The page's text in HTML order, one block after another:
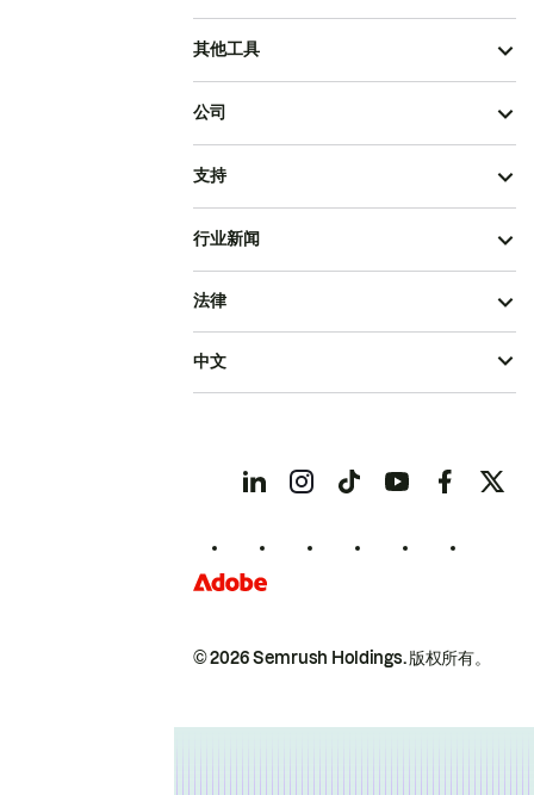
其他工具
公司
支持
行业新闻
© 2026 Semrush Holdings.版权所有。
法律
中文